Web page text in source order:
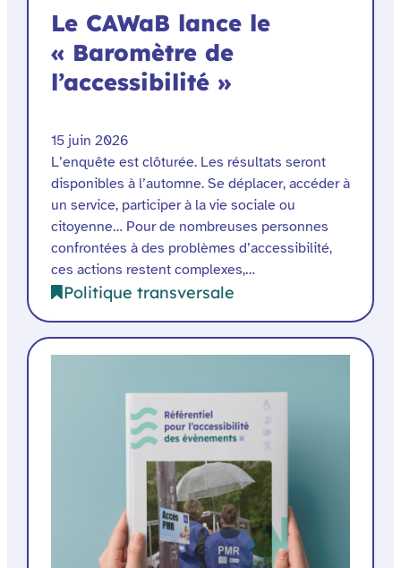
Le CAWaB lance le
« Baromètre de
l’accessibilité »
15 juin 2026
L’enquête est clôturée. Les résultats seront
disponibles à l’automne. Se déplacer, accéder à
un service, participer à la vie sociale ou
citoyenne… Pour de nombreuses personnes
confrontées à des problèmes d’accessibilité,
ces actions restent complexes,…
Politique transversale